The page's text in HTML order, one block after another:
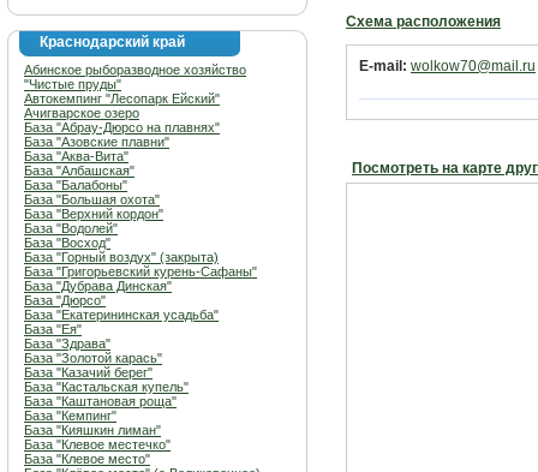
Краснодарский край
Абинское рыборазводное хозяйство
"Чистые пруды"
Автокемпинг "Лесопарк Ейский"
Ачигварское озеро
База "Абрау-Дюрсо на плавнях"
База "Азовские плавни"
База "Аква-Вита"
База "Албашская"
База "Балабоны"
База "Большая охота"
База "Верхний кордон"
База "Водолей"
База "Восход"
База "Горный воздух" (закрыта)
База "Григорьевский курень-Сафаны"
База "Дубрава Динская"
База "Дюрсо"
База "Екатерининская усадьба"
База "Ея"
База "Здрава"
База "Золотой карась"
База "Казачий берег"
База "Кастальская купель"
База "Каштановая роща"
База "Кемпинг"
База "Кияшкин лиман"
База "Клевое местечко"
База "Клевое место"
Схема расположения
E-mail: wolkow70@mail.ru
Посмотреть на карте